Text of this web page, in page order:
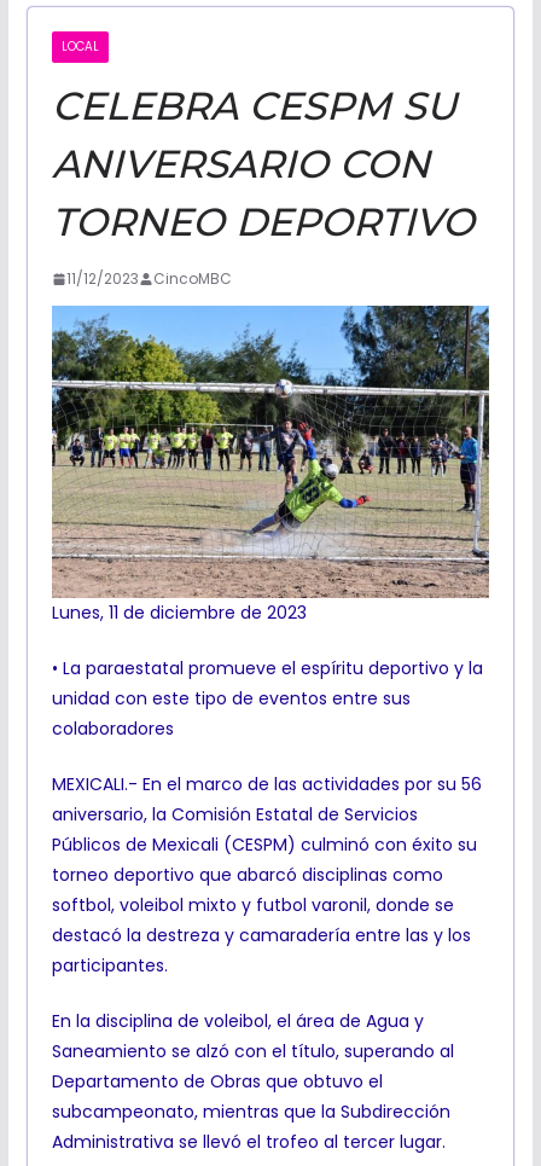
NOTICIAS
LOCAL
CELEBRA CESPM SU
ANIVERSARIO CON
TORNEO DEPORTIVO
11/12/2023 CincoMBC
Lunes, 11 de diciembre de 2023
• La paraestatal promueve el espíritu deportivo y la
unidad con este tipo de eventos entre sus
colaboradores
MEXICALI.- En el marco de las actividades por su 56
aniversario, la Comisión Estatal de Servicios
Públicos de Mexicali (CESPM) culminó con éxito su
torneo deportivo que abarcó disciplinas como
softbol, voleibol mixto y futbol varonil, donde se
destacó la destreza y camaradería entre las y los
participantes.
En la disciplina de voleibol, el área de Agua y
Saneamiento se alzó con el título, superando al
Departamento de Obras que obtuvo el
subcampeonato, mientras que la Subdirección
Administrativa se llevó el trofeo al tercer lugar.